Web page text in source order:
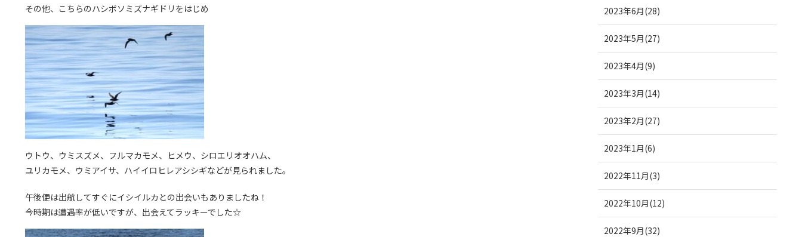
その他、こちらのハシボソミズナギドリをはじめ
ウトウ、ウミスズメ、フルマカモメ、ヒメウ、シロエリオオハム、
ユリカモメ、ウミアイサ、ハイイロヒレアシシギなどが見られました。
午後便は出航してすぐにイシイルカとの出会いもありましたね！
今時期は遭遇率が低いですが、出会えてラッキーでした☆
2023年6月(28)
2023年5月(27)
2023年4月(9)
2023年3月(14)
2023年2月(27)
2023年1月(6)
2022年11月(3)
2022年10月(12)
2022年9月(32)